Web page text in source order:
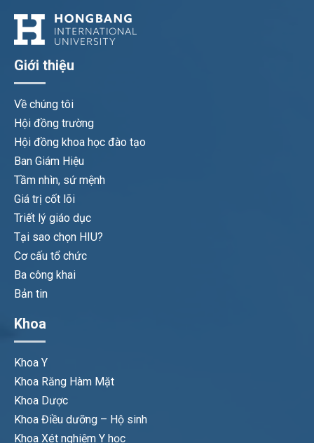
Giới thiệu
Về chúng tôi
Hội đồng trường
Hội đồng khoa học đào tạo
Ban Giám Hiệu
Tầm nhìn, sứ mệnh
Giá trị cốt lõi
Triết lý giáo dục
Tại sao chọn HIU?
Cơ cấu tổ chức
Ba công khai
Bản tin
Khoa
Khoa Y
Khoa Răng Hàm Mặt
Khoa Dược
Khoa Điều dưỡng – Hộ sinh
Khoa Xét nghiệm Y học